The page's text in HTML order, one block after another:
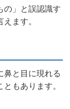
の」と誤認識す
ます。
鼻と目に現れる
もあります。